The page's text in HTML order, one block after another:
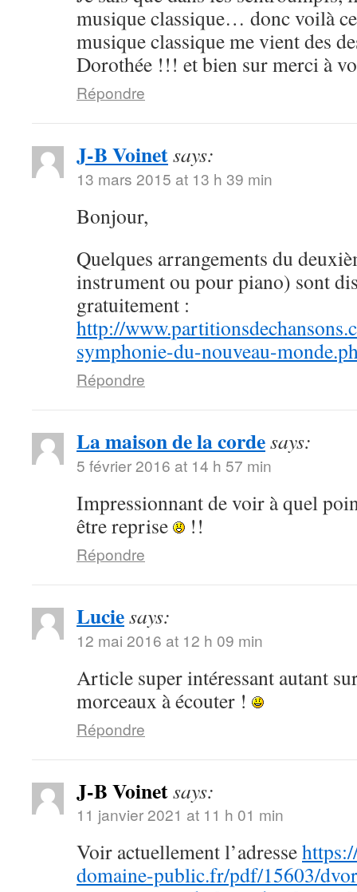
musique classique… donc voilà
musique classique me vient des
Dorothée !!! et bien sur merci à
Répondre
J-B Voinetsays:
13 mars 2015 at 13 h 39 min
Bonjour,
Quelques arrangements du
instrument ou pour piano) sont
gratuitement :
http://
symphonie-du-nouveau-
Répondre
La maison de la cordesays:
5 février 2016 at 14 h 57 min
Impressionnant de voir à quel
être reprise
!!
Répondre
Luciesays:
12 mai 2016 at 12 h 09 min
Article super intéressant autant
morceaux à écouter !
Répondre
J-B Voinetsays:
11 janvier 2021 at 11 h 01 min
Voir actuellement l’adresse
domaine-public.fr/pdf/15603/